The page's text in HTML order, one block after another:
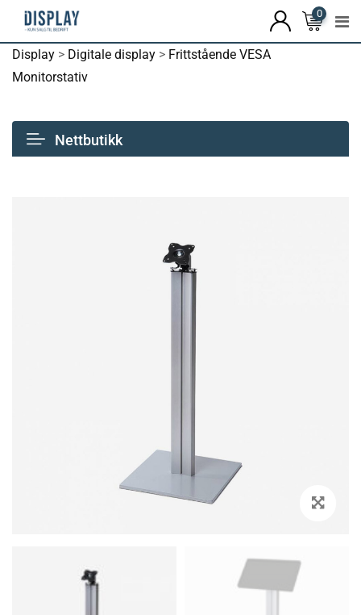
0
Display > Digitale display > Frittstående VESA
Monitorstativ
Nettbutikk